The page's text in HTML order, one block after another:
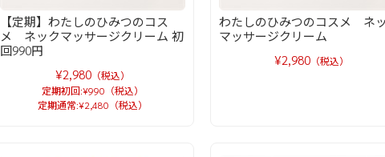
【定期】わたしのひみつのコス
メ ネックマッサージクリーム 初
回990円
¥2,980 （税込）
定期初回:¥990（税込）
定期通常:¥2,480（税込）
わたしのひみつのコスメ ネ
マッサージクリーム
¥2,980 （税込）